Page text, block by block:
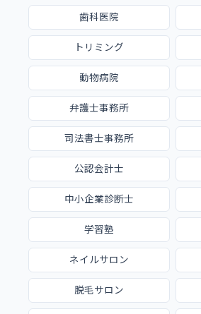
歯科医院
トリミング
動物病院
弁護士事務所
司法書士事務所
公認会計士
中小企業診断士
学習塾
ネイルサロン
脱毛サロン